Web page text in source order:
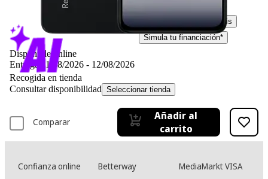
149,– €149,00€
IVA incl. Con envío gratis
Simula tu financiación*
Disponible online
Entrega 11/08/2026 - 12/08/2026
Recogida en tienda
Consultar disponibilidad Seleccionar tienda
Comparar
Añadir al
carrito
Confianza online Betterway
MediaMarkt VISA